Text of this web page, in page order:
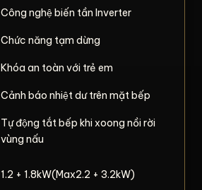
Công nghệ biến tần Inverter
Chức năng tạm dừng
Khóa an toàn với trẻ em
Cảnh báo nhiệt dư trên mặt bếp
Tự động tắt bếp khi xoong nồi rời
vùng nấu
1.2 + 1.8kW(Max2.2 + 3.2kW)